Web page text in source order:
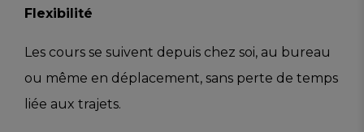
Flexibilité
Les cours se suivent depuis chez soi, au bureau
ou même en déplacement, sans perte de temps
liée aux trajets.